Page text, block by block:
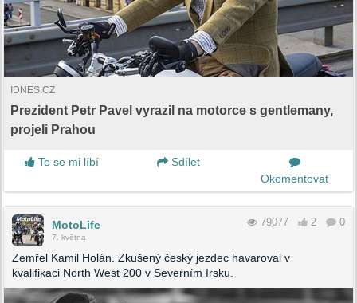
IDNES.CZ
Prezident Petr Pavel vyrazil na motorce s gentlemany,
projeli Prahou
To se mi líbí
Sdílet
Okomentovat
MotoLife
7. května
79077 2 0
Zemřel Kamil Holán. Zkušený český jezdec havaroval v
kvalifikaci North West 200 v Severním Irsku.